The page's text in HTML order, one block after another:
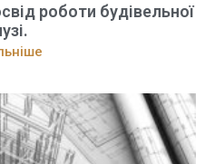
роботи будівельної